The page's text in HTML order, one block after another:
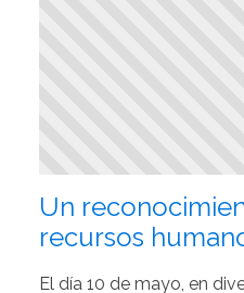
Un
recursos
El día 10 de mayo, en